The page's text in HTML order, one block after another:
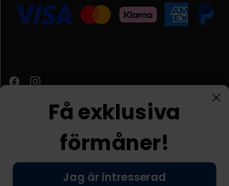
© Nordic Prostore 2026
Få exklusiva
förmåner!
Jag är intresserad